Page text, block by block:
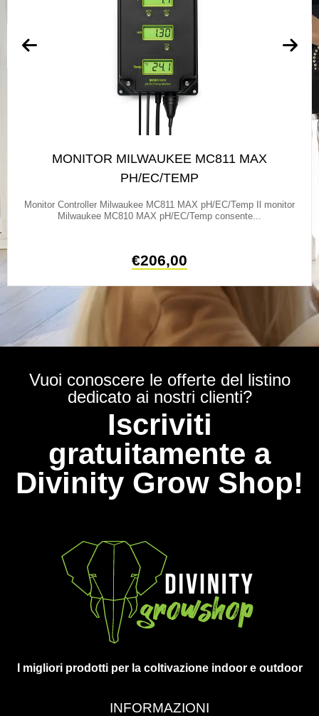
MONITOR MILWAUKEE MC811 MAX
PH/EC/TEMP
Monitor Controller Milwaukee MC811 MAX pH/EC/Temp Il monitor
Milwaukee MC810 MAX pH/EC/Temp consente...
€206,00
Vuoi conoscere le offerte del listino
dedicato ai nostri clienti?
Iscriviti
gratuitamente a
Divinity Grow Shop!
I migliori prodotti per la coltivazione indoor e outdoor
INFORMAZIONI